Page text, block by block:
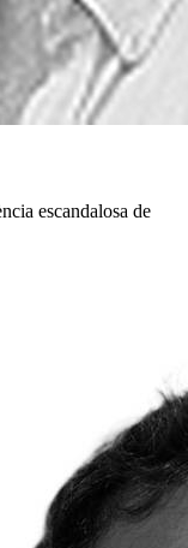
escandalosa de